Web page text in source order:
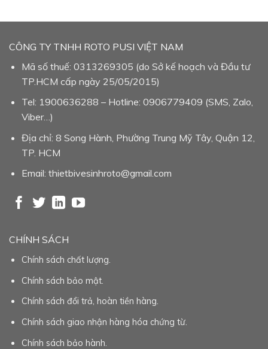
CÔNG TY TNHH ROTO PUSI VIỆT NAM
Mã số thuế: 0313269305 (do Sở kế hoạch và Đầu tư
TP.HCM cấp ngày 25/05/2015)
Tel: 1900636288 – Hotline: 0906779409 (SMS, Zalo,
Viber…)
Địa chỉ: 8 Song Hành, Phường Trung Mỹ Tây, Quận 12,
TP. HCM
Email: thietbivesinhroto@gmail.com
CHÍNH SÁCH
Chính sách chất lượng.
Chính sách bảo mật.
Chính sách đổi trả, hoàn tiền hàng.
Chính sách giao nhận hàng hóa chứng từ.
Chính sách bảo hành.